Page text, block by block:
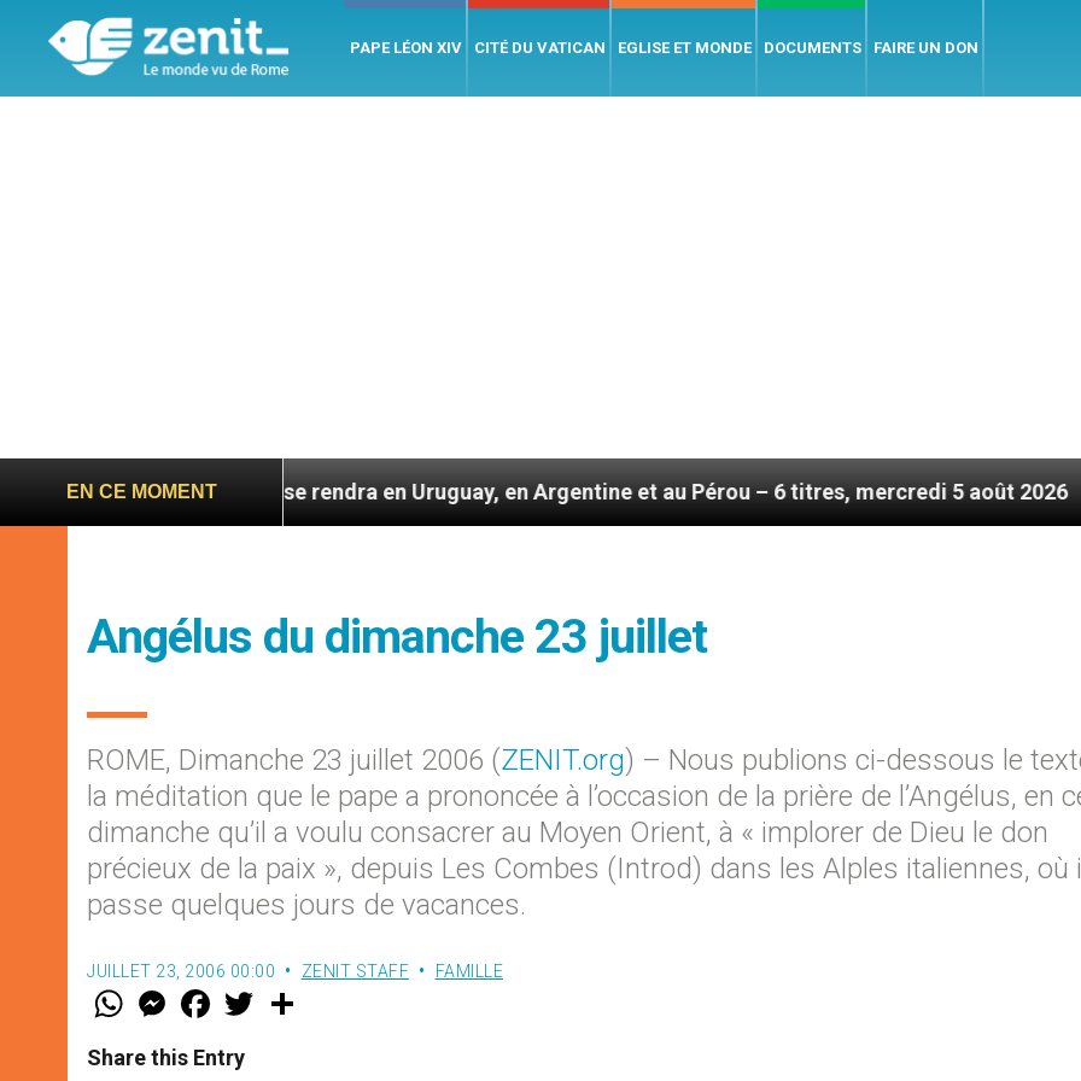
PAPE LÉON XIV CITÉ DU VATICAN EGLISE ET MONDE DOCUMENTS FAIRE UN DON
EN CE MOMENT
Léon XIV se rendra en Uruguay, en Argentine et au Pérou – 6 titres, mercredi 5 août 2026
Angélus du dimanche 23 juillet
ROME, Dimanche 23 juillet 2006 (ZENIT.org) – Nous publions ci-dessous le
la méditation que le pape a prononcée à l’occasion de la prière de l’Angélus, en
dimanche qu’il a voulu consacrer au Moyen Orient, à « implorer de Dieu le don
précieux de la paix », depuis Les Combes (Introd) dans les Alples italiennes, où il
passe quelques jours de vacances.
JUILLET 23, 2006 00:00 ZENIT STAFF FAMILLE
W
t
s
M
e
s
e
F
a
e
b
w
Share this Entry